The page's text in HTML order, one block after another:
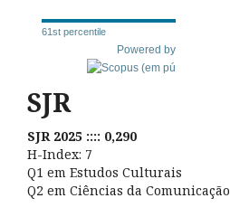
61st percentile
Powered by
SJR
SJR 2025 :::: 0,290
H-Index: 7
Q1 em Estudos Culturais
Q2 em Ciências da Comunicação